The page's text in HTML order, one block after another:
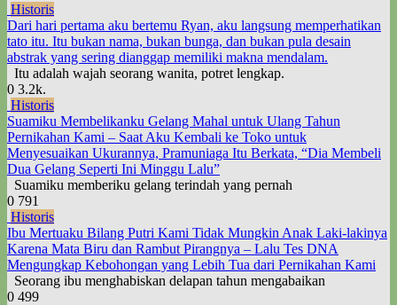
Historis
Dari hari pertama aku bertemu Ryan, aku langsung memperhatikan
tato itu. Itu bukan nama, bukan bunga, dan bukan pula desain
abstrak yang sering dianggap memiliki makna mendalam.
Itu adalah wajah seorang wanita, potret lengkap.
0 3.2k.
Historis
Suamiku Membelikanku Gelang Mahal untuk Ulang Tahun
Pernikahan Kami – Saat Aku Kembali ke Toko untuk
Menyesuaikan Ukurannya, Pramuniaga Itu Berkata, “Dia Membeli
Dua Gelang Seperti Ini Minggu Lalu”
Suamiku memberiku gelang terindah yang pernah
0 791
Historis
Ibu Mertuaku Bilang Putri Kami Tidak Mungkin Anak Laki-lakinya
Karena Mata Biru dan Rambut Pirangnya – Lalu Tes DNA
Mengungkap Kebohongan yang Lebih Tua dari Pernikahan Kami
Seorang ibu menghabiskan delapan tahun mengabaikan
0 499